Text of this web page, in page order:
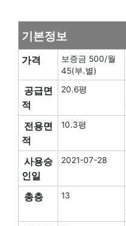
기본정보
가격
보증금 500/월
45(부.별)
공급면
적
20.6평
전용면
적
10.3평
사용승
인일
2021-07-28
총층 13